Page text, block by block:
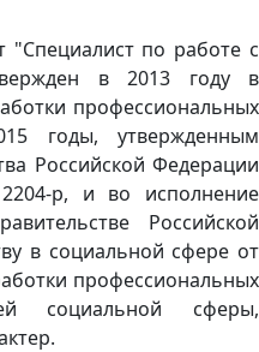
"Специалист по работе с
в 2013 году в
профессиональных
годы, утвержденным
Российской Федерации
р, и во исполнение
Российской
в социальной сфере от
профессиональных
социальной сферы,